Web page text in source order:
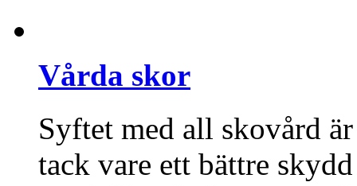
Vårda skor
Syftet med all skovård
tack vare ett bättre